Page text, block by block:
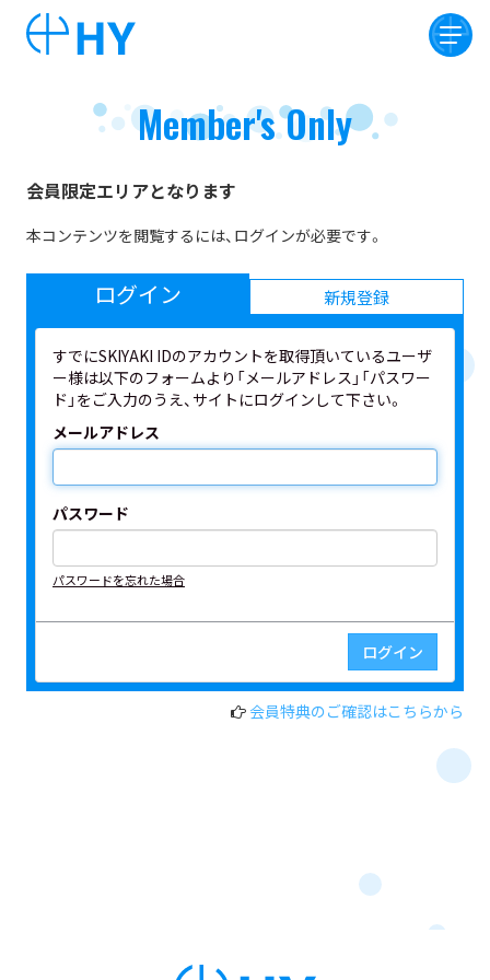
Member's Only
会員限定エリアとなります
本コンテンツを閲覧するには、ログインが必要です。
ログイン 新規登録
すでにSKIYAKI IDのアカウントを取得頂いているユーザ
ー様は以下のフォームより「メールアドレス」「パスワー
ド」をご入力のうえ、サイトにログインして下さい。
メールアドレス
パスワード
パスワードを忘れた場合
会員特典のご確認はこちらから